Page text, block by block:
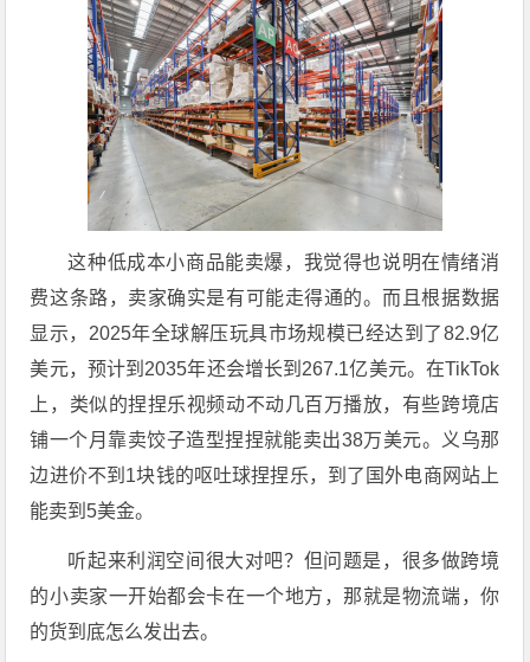
这种低成本小商品能卖爆，我觉得也说明在情绪消
费这条路，卖家确实是有可能走得通的。而且根据数据
显示，2025年全球解压玩具市场规模已经达到了82.9亿
美元，预计到2035年还会增长到267.1亿美元。在TikTok
上，类似的捏捏乐视频动不动几百万播放，有些跨境店
铺一个月靠卖饺子造型捏捏就能卖出38万美元。义乌那
边进价不到1块钱的呕吐球捏捏乐，到了国外电商网站上
能卖到5美金。
听起来利润空间很大对吧？但问题是，很多做跨境
的小卖家一开始都会卡在一个地方，那就是物流端，你
的货到底怎么发出去。